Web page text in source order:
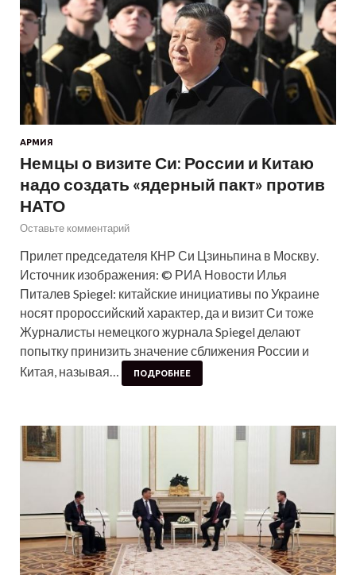
АРМИЯ
Немцы о визите Си: России и Китаю
надо создать «ядерный пакт» против
НАТО
Оставьте комментарий
Прилет председателя КНР Си Цзиньпина в Москву.
Источник изображения: © РИА Новости Илья
Питалев Spiegel: китайские инициативы по Украине
носят пророссийский характер, да и визит Си тоже
Журналисты немецкого журнала Spiegel делают
попытку принизить значение сближения России и
Китая, называя…
ПОДРОБНЕЕ